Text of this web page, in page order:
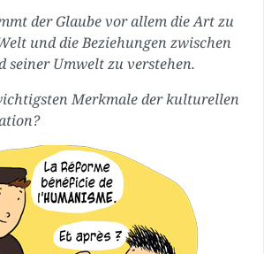
der Glaube vor allem die Art zu
und die Beziehungen zwischen
seiner Umwelt zu verstehen.
Merkmale der kulturellen